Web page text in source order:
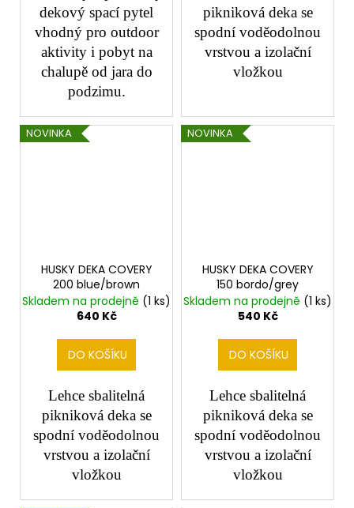
dekový spací pytel
vhodný pro outdoor
aktivity i pobyt na
chalupě od jara do
podzimu.
pikniková deka se
spodní voděodolnou
vrstvou a izolační
vložkou
NOVINKA
HUSKY DEKA COVERY
200 blue/brown
Skladem na prodejně (1 ks)
640 Kč
DO KOŠÍKU
Lehce sbalitelná
pikniková deka se
spodní voděodolnou
vrstvou a izolační
vložkou
NOVINKA
HUSKY DEKA COVERY
150 bordo/grey
Skladem na prodejně (1 ks)
540 Kč
DO KOŠÍKU
Lehce sbalitelná
pikniková deka se
spodní voděodolnou
vrstvou a izolační
vložkou